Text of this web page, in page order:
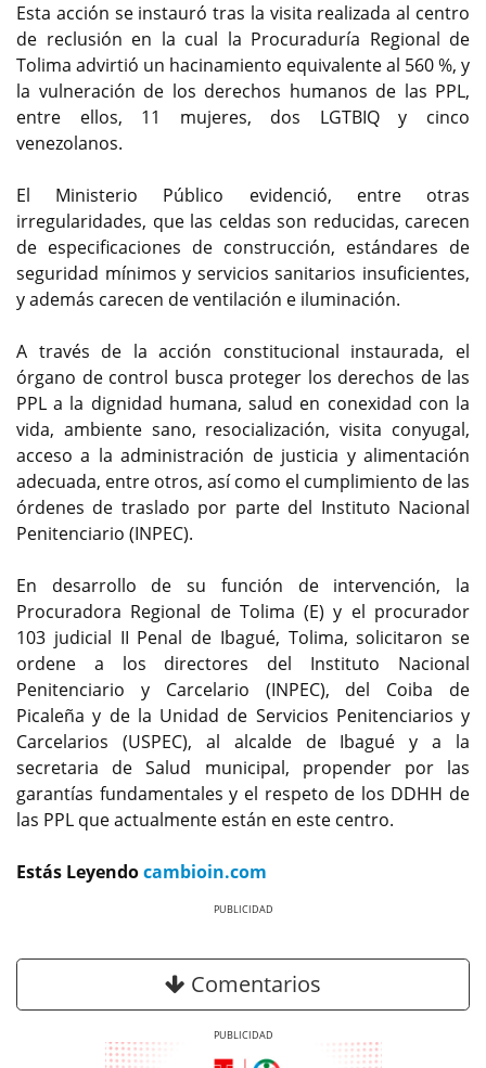
Esta acción se instauró tras la visita realizada al centro
de reclusión en la cual la Procuraduría Regional de
Tolima advirtió un hacinamiento equivalente al 560 %, y
la vulneración de los derechos humanos de las PPL,
entre ellos, 11 mujeres, dos LGTBIQ y cinco
venezolanos.
El Ministerio Público evidenció, entre otras
irregularidades, que las celdas son reducidas, carecen
de especificaciones de construcción, estándares de
seguridad mínimos y servicios sanitarios insuficientes,
y además carecen de ventilación e iluminación.
A través de la acción constitucional instaurada, el
órgano de control busca proteger los derechos de las
PPL a la dignidad humana, salud en conexidad con la
vida, ambiente sano, resocialización, visita conyugal,
acceso a la administración de justicia y alimentación
adecuada, entre otros, así como el cumplimiento de las
órdenes de traslado por parte del Instituto Nacional
Penitenciario (INPEC).
En desarrollo de su función de intervención, la
Procuradora Regional de Tolima (E) y el procurador
103 judicial II Penal de Ibagué, Tolima, solicitaron se
ordene a los directores del Instituto Nacional
Penitenciario y Carcelario (INPEC), del Coiba de
Picaleña y de la Unidad de Servicios Penitenciarios y
Carcelarios (USPEC), al alcalde de Ibagué y a la
secretaria de Salud municipal, propender por las
garantías fundamentales y el respeto de los DDHH de
las PPL que actualmente están en este centro.
Estás Leyendocambioin.com
Comentarios